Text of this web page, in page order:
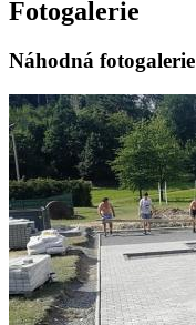
Fotogalerie
Náhodná fotogalerie